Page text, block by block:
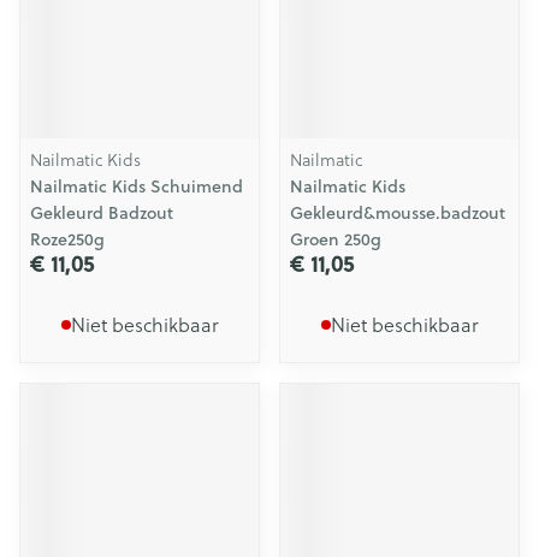
Nailmatic Kids
Nailmatic Kids Schuimend
Gekleurd Badzout
Roze250g
€ 11,05
Niet beschikbaar
Nailmatic
Nailmatic Kids
Gekleurd&mousse.badzout
Groen 250g
€ 11,05
Niet beschikbaar